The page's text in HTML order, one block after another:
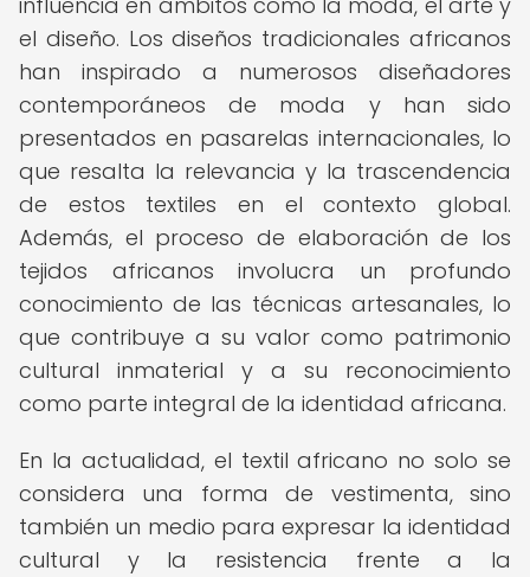
el diseño. Los diseños tradicionales africanos
han inspirado a numerosos diseñadores
contemporáneos de moda y han sido
presentados en pasarelas internacionales, lo
que resalta la relevancia y la trascendencia
de estos textiles en el contexto global.
Además, el proceso de elaboración de los
tejidos africanos involucra un profundo
conocimiento de las técnicas artesanales, lo
que contribuye a su valor como patrimonio
cultural inmaterial y a su reconocimiento
como parte integral de la identidad africana.
En la actualidad, el textil africano no solo se
considera una forma de vestimenta, sino
también un medio para expresar la identidad
cultural y la resistencia frente a la